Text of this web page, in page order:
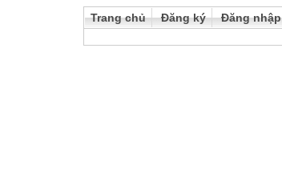
Trang chủ Đăng ký Đăng nhập